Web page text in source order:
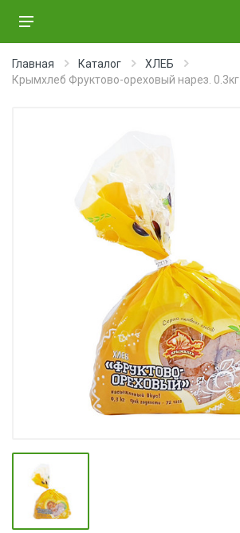
Главная Каталог
ХЛЕБ
Крымхлеб Фруктово-ореховый нарез. 0.3кг